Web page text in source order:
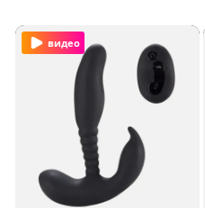
видео